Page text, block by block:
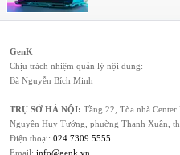
GenK
Chịu trách nhiệm quản lý nội dung:
Bà Nguyễn Bích Minh
TRỤ SỞ HÀ NỘI: Tầng 22, Tòa nhà
Nguyễn Huy Tưởng, phường Thanh Xuân,
Điện thoại: 024 7309 5555
Email: info@genk.vn